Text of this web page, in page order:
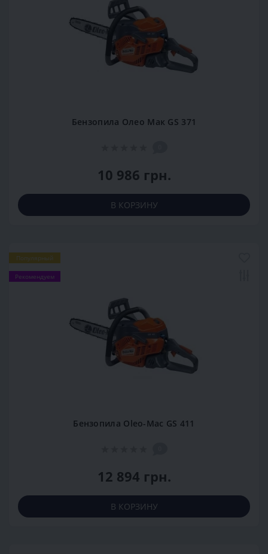
Бензопила Олео Мак GS 371
10 986 грн.
В КОРЗИНУ
Популярный
Рекомендуем
Бензопила Oleo-Mac GS 411
12 894 грн.
В КОРЗИНУ